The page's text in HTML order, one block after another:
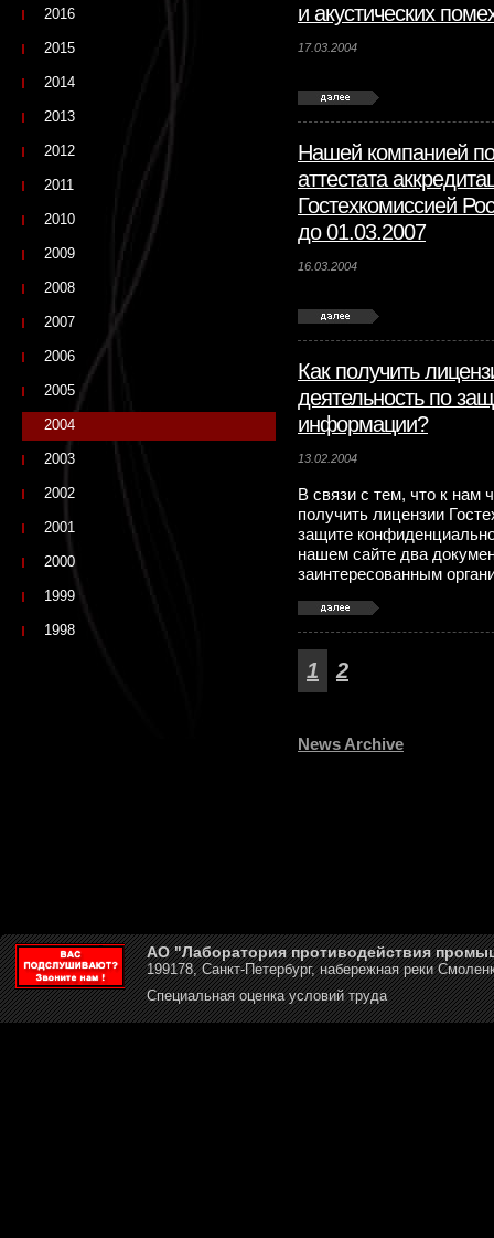
и акустических
17.03.2004
Нашей компанией
аттестата
Гостехкомиссией
до 01.03.2007
16.03.2004
Как получить
деятельность по
информации?
13.02.2004
В связи с тем, что к нам
получить лицензии
защите
нашем сайте два
заинтересованным
1 2
News Archive
2016
2015
2014
2013
2012
2011
2010
2009
2008
2007
2006
2005
2004
2003
2002
2001
2000
1999
1998
АО "Лаборатория противодействия
199178, Санкт-Петербург, набережная реки
Специальная оценка условий труда